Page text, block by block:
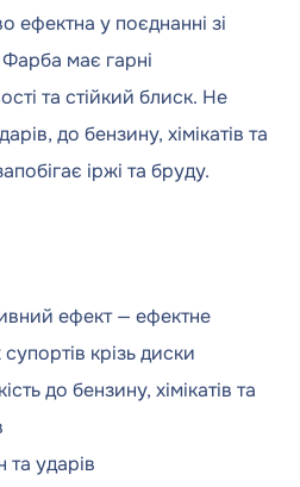
ефектна у поєднанні зі
має гарні
та стійкий блиск. Не
до бензину, хімікатів та
іржі та бруду.
ефект — ефектне
крізь диски
до бензину, хімікатів та
та ударів